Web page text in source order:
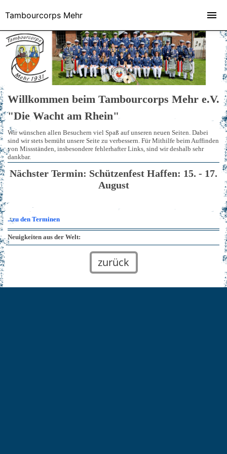
Willkommen beim Tambourcorps Mehr e.V.
"Die Wacht am Rhein"
Wir wünschen allen Besuchern viel Spaß auf unseren neuen Seiten. Dabei
sind wir stets bemüht unsere Seite zu verbessern. Für Mithilfe beim Auffinden
von Missständen, insbesondere fehlerhafter Links, sind wir deshalb sehr
dankbar.
Nächster Termin: Schützenfest Haffen: 15. - 17.
August
...zu den Terminen
Neuigkeiten aus der Welt:
zurück
Tambourcorps Mehr